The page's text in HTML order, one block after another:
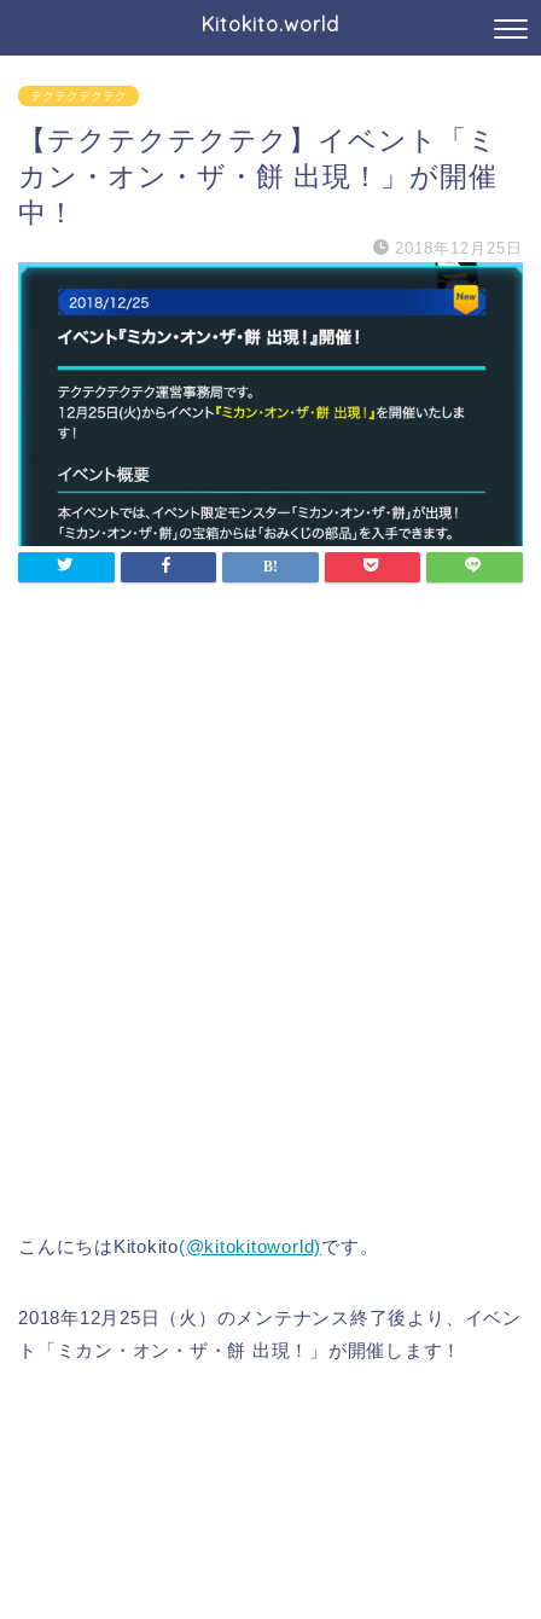
Kitokito.world
テクテクテクテク
【テクテクテクテク】イベント「ミ
カン・オン・ザ・餅 出現！」が開催
中！
2018年12月25日
こんにちはKitokito(@kitokitoworld)です。
2018年12月25日（火）のメンテナンス終了後より、イベン
ト「ミカン・オン・ザ・餅 出現！」が開催します！